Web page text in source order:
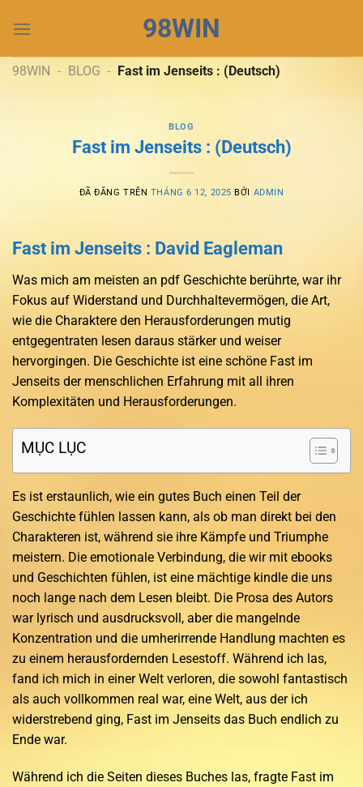
đến
dung
98WIN
98WIN - BLOG - Fast im Jenseits : (Deutsch)
BLOG
Fast im Jenseits : (Deutsch)
ĐÃ ĐĂNG TRÊN THÁNG 6 12, 2025 BỞI ADMIN
Fast im Jenseits : David Eagleman
Was mich am meisten an pdf Geschichte berührte, war ihr
Fokus auf Widerstand und Durchhaltevermögen, die Art,
wie die Charaktere den Herausforderungen mutig
entgegentraten lesen daraus stärker und weiser
hervorgingen. Die Geschichte ist eine schöne Fast im
Jenseits der menschlichen Erfahrung mit all ihren
Komplexitäten und Herausforderungen.
MỤC LỤC
Es ist erstaunlich, wie ein gutes Buch einen Teil der
Geschichte fühlen lassen kann, als ob man direkt bei den
Charakteren ist, während sie ihre Kämpfe und Triumphe
meistern. Die emotionale Verbindung, die wir mit ebooks
und Geschichten fühlen, ist eine mächtige kindle die uns
noch lange nach dem Lesen bleibt. Die Prosa des Autors
war lyrisch und ausdrucksvoll, aber die mangelnde
Konzentration und die umherirrende Handlung machten es
zu einem herausfordernden Lesestoff. Während ich las,
fand ich mich in einer Welt verloren, die sowohl fantastisch
als auch vollkommen real war, eine Welt, aus der ich
widerstrebend ging, Fast im Jenseits das Buch endlich zu
Ende war.
Während ich die Seiten dieses Buches las, fragte Fast im